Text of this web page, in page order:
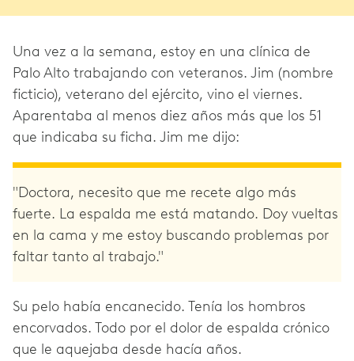
Una vez a la semana, estoy en una clínica de
Palo Alto trabajando con veteranos. Jim (nombre
ficticio), veterano del ejército, vino el viernes.
Aparentaba al menos diez años más que los 51
que indicaba su ficha. Jim me dijo:
"Doctora, necesito que me recete algo más
fuerte. La espalda me está matando. Doy vueltas
en la cama y me estoy buscando problemas por
faltar tanto al trabajo."
Su pelo había encanecido. Tenía los hombros
encorvados. Todo por el dolor de espalda crónico
que le aquejaba desde hacía años.